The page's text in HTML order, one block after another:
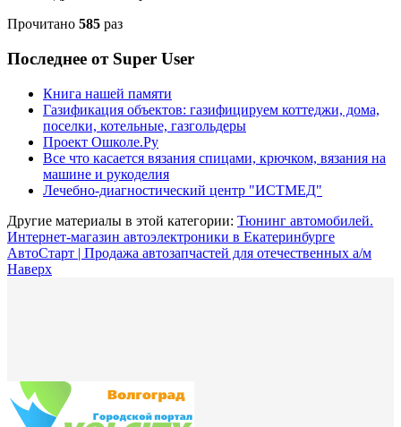
Прочитано 585 раз
Последнее от Super User
Книга нашей памяти
Газификация объектов: газифицируем коттеджи, дома,
поселки, котельные, газгольдеры
Проект Ошколе.Ру
Все что касается вязания спицами, крючком, вязания на
машине и рукоделия
Лечебно-диагностический центр "ИСТМЕД"
Другие материалы в этой категории: Тюнинг автомобилей.
Интернет-магазин автоэлектроники в Екатеринбурге
АвтоСтарт | Продажа автозапчастей для отечественных а/м
Наверх